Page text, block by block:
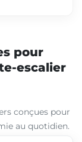
pour
escalier
conçues pour
au quotidien.